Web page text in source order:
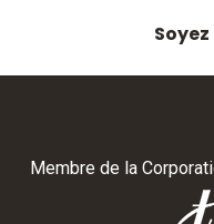
Membre de la